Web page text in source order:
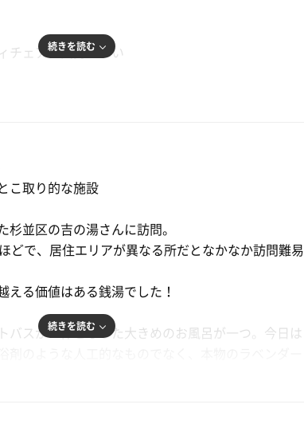
チェアが気持ちいい
ため、少し失敗
続きを読む
こ取り的な施設
並区の吉の湯さんに訪問。
どで、居住エリアが異なる所だとなかなか訪問難易
える価値はある銭湯でした！
バスが一体となった大きめのお風呂が一つ。今日は
とても良かった！
続きを読む